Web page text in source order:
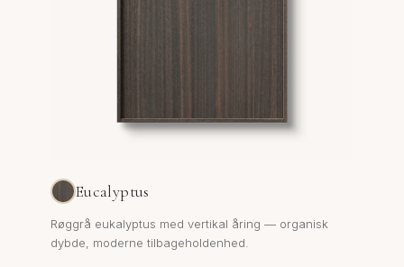
Eucalyptus
Røggrå eukalyptus med vertikal åring — organisk
dybde, moderne tilbageholdenhed.